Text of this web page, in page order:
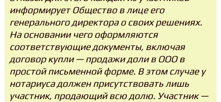
информирует Общество в лице его
генерального директора о своих решениях.
На основании чего оформляются
соответствующие документы, включая
договор купли — продажи доли в ООО в
простой письменной форме. В этом случае у
нотариуса должен присутствовать лишь
участник, продающий всю долю. Участник —